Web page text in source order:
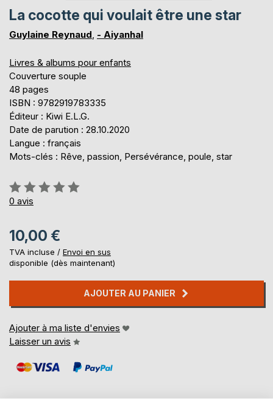
La cocotte qui voulait être une star
Guylaine Reynaud, - AiyanhaI
Livres & albums pour enfants
Couverture souple
48 pages
ISBN : 9782919783335
Éditeur : Kiwi E.L.G.
Date de parution : 28.10.2020
Langue : français
Mots-clés : Rêve, passion, Persévérance, poule, star
Évaluation:
0%
0 avis
10,00 €
TVA incluse / Envoi en sus
disponible (dès maintenant)
AJOUTER AU PANIER
Ajouter à ma liste d'envies
Laisser un avis